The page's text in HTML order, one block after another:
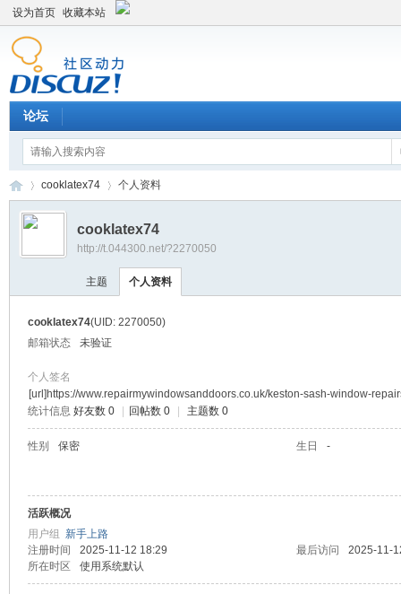
设为首页 收藏本站
论坛
›
cooklatex74 个人资料
cooklatex74
http://t.044300.net/?2270050
主题 个人资料
cooklatex74(UID: 2270050)
邮箱状态
未验证
个人签名
[url]https://www.repairmywindowsanddoors.co.uk/keston-sash-window-
统计信息 好友数 0 回帖数 0 主题数 0
性别 保密 生日 -
活跃概况
用户组 新手上路
注册时间
2025-11-12 18:29 最后访问
2025-11-
所在时区
使用系统默认